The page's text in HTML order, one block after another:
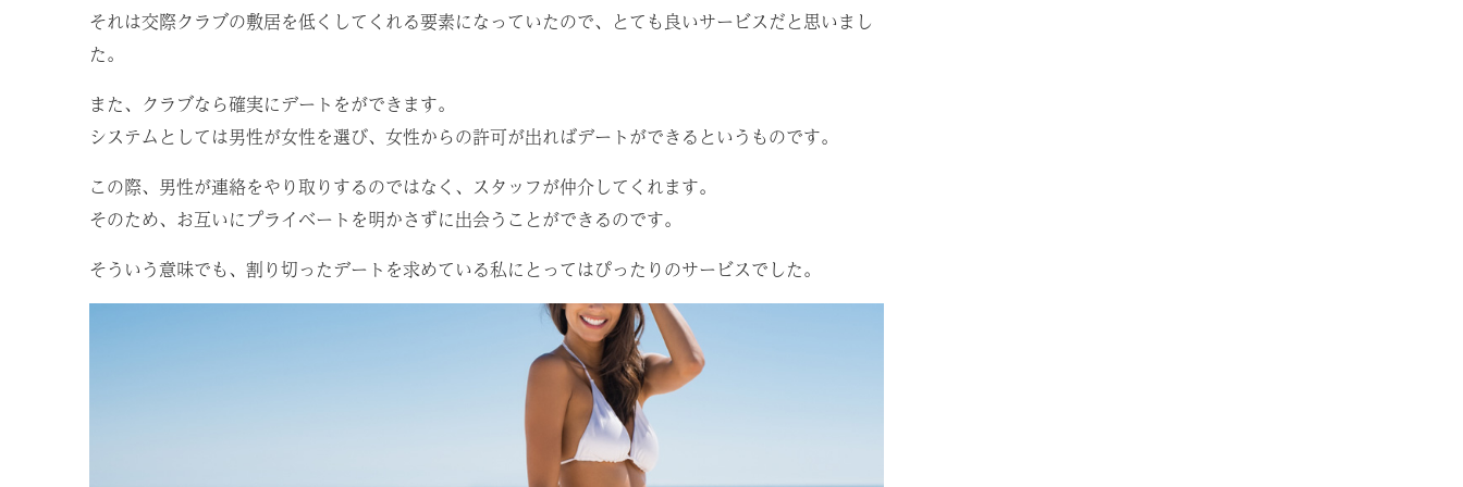
それは交際クラブの敷居を低くしてくれる要素になっていたので、とても良いサービスだと思いまし
た。
また、クラブなら確実にデートをができます。
システムとしては男性が女性を選び、女性からの許可が出ればデートができるというものです。
この際、男性が連絡をやり取りするのではなく、スタッフが仲介してくれます。
そのため、お互いにプライベートを明かさずに出会うことができるのです。
そういう意味でも、割り切ったデートを求めている私にとってはぴったりのサービスでした。